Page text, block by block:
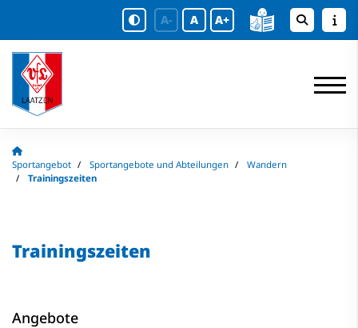
A- A A+
Sportangebot Sportangebote und Abteilungen
Wandern
Trainingszeiten
Trainingszeiten
Angebote